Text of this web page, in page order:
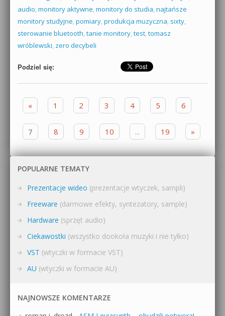
audio, monitory aktywne, monitory do studia, najtańsze
monitory studyjne, pomiary, produkcja muzyczna, sixty,
sterowanie bluetooth, tanie monitory, test, tomasz
wróblewski, zero decybeli
Podziel się:
Zobacz wpisy
« 1 2 3 4 5 6
7 8 9 10 ... 19 »
POPULARNE TEMATY
Prezentacje wideo (prezentacje wtyczek, sampli)
Freeware (darmowe efekty, syntezatory, sample)
Hardware (sprzęt audio)
Ciekawostki (wszystko dookoła muzyki i nie tylko)
VST (wtyczki w formacie VST)
AU (wtyczki w formacie AU)
NAJNOWSZE KOMENTARZE